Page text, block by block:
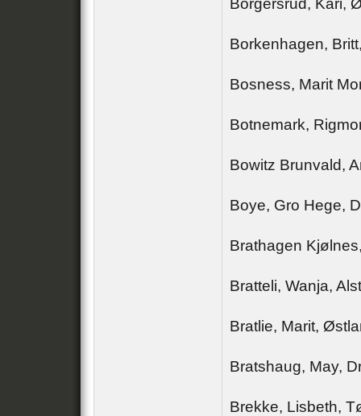
Borgersrud, Kari,
Borkenhagen,
Bosness, Marit
Botnemark,
Bowitz Brunvald,
Boye, Gro Hege,
Brathagen
Bratteli, Wanja,
Bratlie, Marit,
Bratshaug, May,
Brekke, Lisbeth,